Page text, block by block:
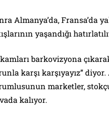
Almanya’da, Fransa’da
yaşandığı
barkovizyona
karşı karşıyayız”
marketler,
kalıyor.